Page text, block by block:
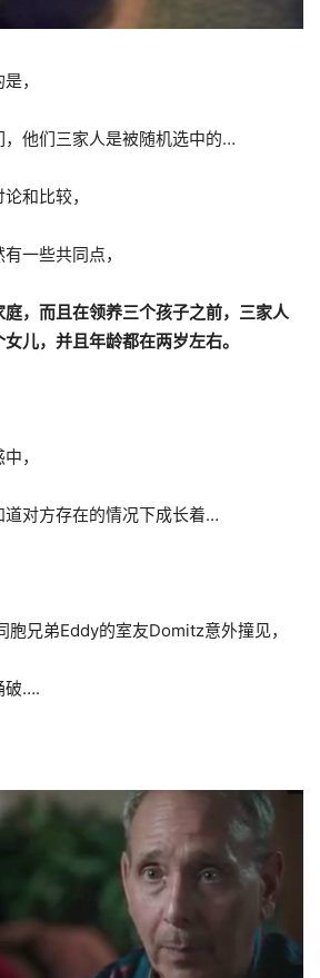
，
，他们三家人是被随机选中的…
和比较，
一些共同点，
，而且在领养三个孩子之前，三家人
儿，并且年龄都在两岁左右。
，
道对方存在的情况下成长着…
兄弟Eddy的室友Domitz意外撞见，
破….